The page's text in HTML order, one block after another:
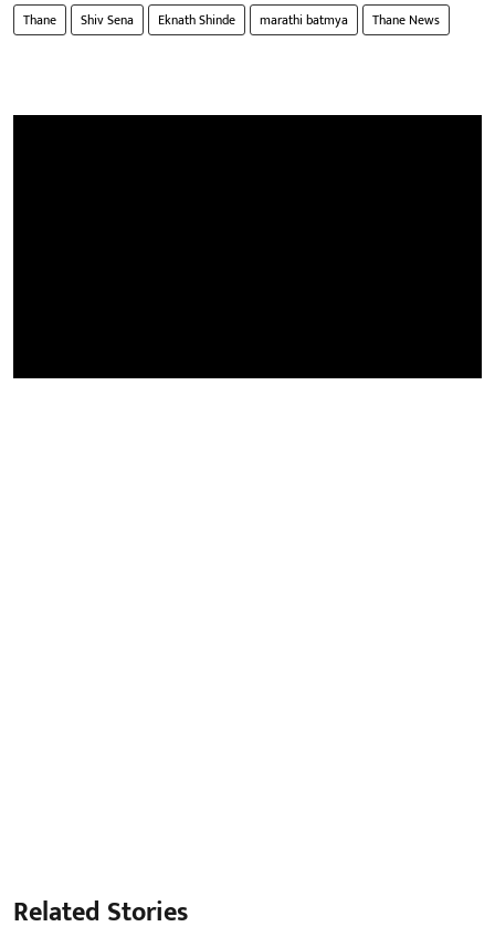
Thane Shiv Sena Eknath Shinde marathi batmya Thane News
Related Stories